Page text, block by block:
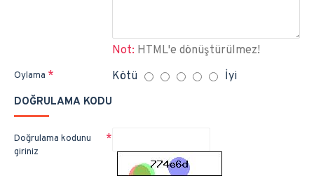
Not: HTML'e dönüştürülmez!
Oylama Kötü İyi
DOĞRULAMA KODU
Doğrulama kodunu
giriniz